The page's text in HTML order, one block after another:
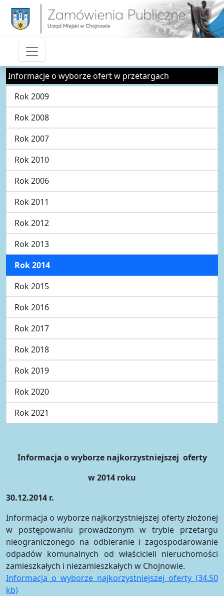
Informacje o wyborze ofert w przetargach
Rok 2009
Rok 2008
Rok 2007
Rok 2010
Rok 2006
Rok 2011
Rok 2012
Rok 2013
Rok 2014
Rok 2015
Rok 2016
Rok 2017
Rok 2018
Rok 2019
Rok 2020
Rok 2021
Informacja o wyborze najkorzystniejszej oferty
w 2014 roku
30.12.2014 r.
Informacja o wyborze najkorzystniejszej oferty złożonej
w postępowaniu prowadzonym w trybie przetargu
nieograniczonego na odbieranie i zagospodarowanie
odpadów komunalnych od właścicieli nieruchomości
zamieszkałych i niezamieszkałych w Chojnowie.
Informacja o wyborze najkorzystniejszej oferty (34.50
kb)